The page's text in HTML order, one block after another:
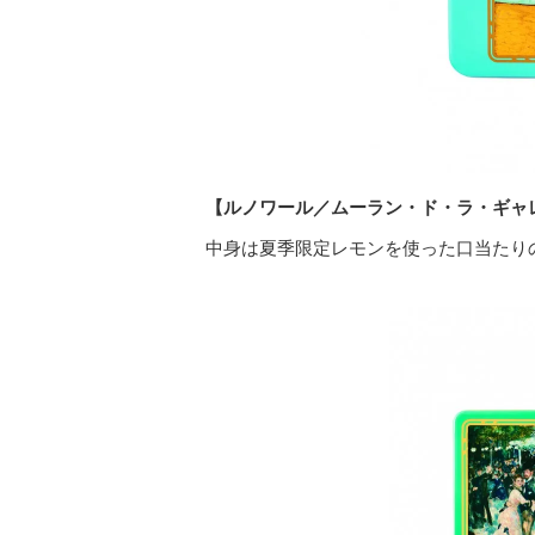
【ルノワール／ムーラン・ド・ラ・ギ
中身は夏季限定レモンを使った口当た